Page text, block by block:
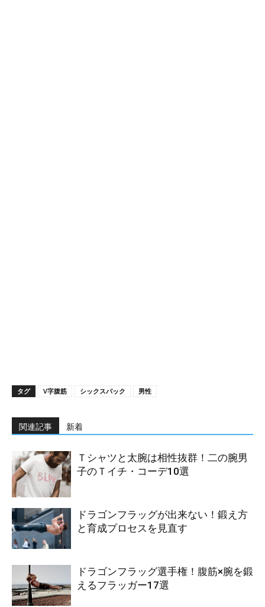
タグ V字腹筋 シックスパック 男性
関連記事 新着
Ｔシャツと太腕は相性抜群！二の腕男
子のＴイチ・コーデ10選
ドラゴンフラッグが出来ない！鍛え方
と育成プロセスを見直す
ドラゴンフラッグ選手権！腹筋×腕を鍛
えるフラッガー17選